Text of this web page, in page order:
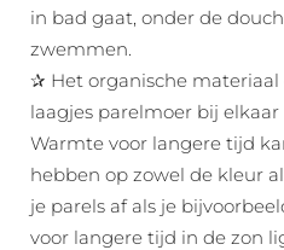
in bad gaat, onder de
zwemmen.
✰ Het organische
laagjes parelmoer bij
Warmte voor langere tijd
hebben op zowel de kleur
je parels af als je
voor langere tijd in de zon